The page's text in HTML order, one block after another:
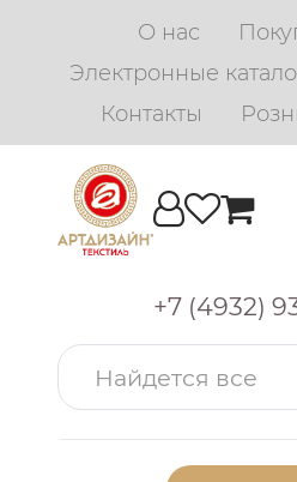
О нас
Электронные
Контакты
+7 (4932)